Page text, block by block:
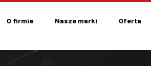
O firmie Nasze marki Oferta